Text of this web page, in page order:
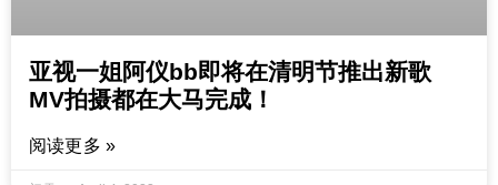
亚视一姐阿仪bb即将在清明节推出新歌
MV拍摄都在大马完成！
阅读更多 »